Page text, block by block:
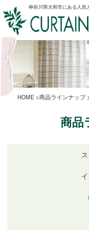
神奈川県大和市にある人気
HOME 商品ラインナップ
商品